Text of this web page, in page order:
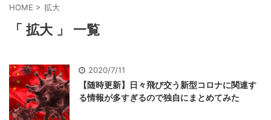
HOME > 拡大
「 拡大 」 一覧
2020/7/11
【随時更新】日々飛び交う新型コロナに関連す
る情報が多すぎるので独自にまとめてみた